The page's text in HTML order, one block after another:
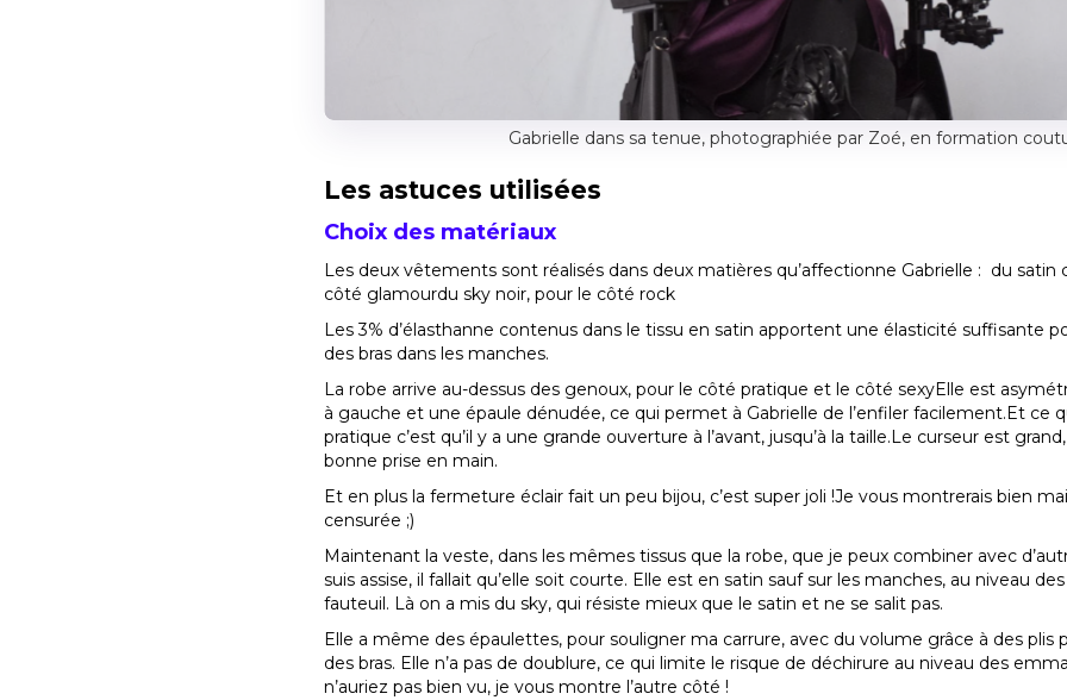
Gabrielle dans sa tenue, photographiée par Zoé, en formation
Les astuces utilisées
Choix des matériaux
Les deux vêtements sont réalisés dans deux matières qu’affectionne Gabrielle : du satin
côté glamourdu sky noir, pour le côté rock
Les 3% d’élasthanne contenus dans le tissu en satin apportent une élasticité suffisante
des bras dans les manches.
La robe arrive au-dessus des genoux, pour le côté pratique et le côté sexyElle est
à gauche et une épaule dénudée, ce qui permet à Gabrielle de l’enfiler facilement.Et ce
pratique c’est qu’il y a une grande ouverture à l’avant, jusqu’à la taille.Le curseur est
bonne prise en main.
Et en plus la fermeture éclair fait un peu bijou, c’est super joli !Je vous montrerais bien
censurée ;)
Maintenant la veste, dans les mêmes tissus que la robe, que je peux combiner avec
suis assise, il fallait qu’elle soit courte. Elle est en satin sauf sur les manches, au niveau
fauteuil. Là on a mis du sky, qui résiste mieux que le satin et ne se salit pas.
Elle a même des épaulettes, pour souligner ma carrure, avec du volume grâce à des plis
des bras. Elle n’a pas de doublure, ce qui limite le risque de déchirure au niveau des
n’auriez pas bien vu, je vous montre l’autre côté !